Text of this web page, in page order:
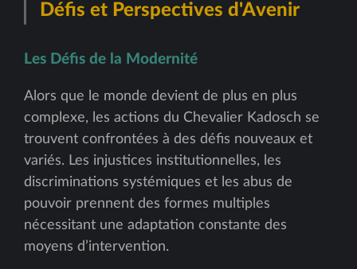
Défis et Perspectives d'Avenir
Les Défis de la Modernité
Alors que le monde devient de plus en plus
complexe, les actions du Chevalier Kadosch se
trouvent confrontées à des défis nouveaux et
variés. Les injustices institutionnelles, les
discriminations systémiques et les abus de
pouvoir prennent des formes multiples
nécessitant une adaptation constante des
moyens d’intervention.